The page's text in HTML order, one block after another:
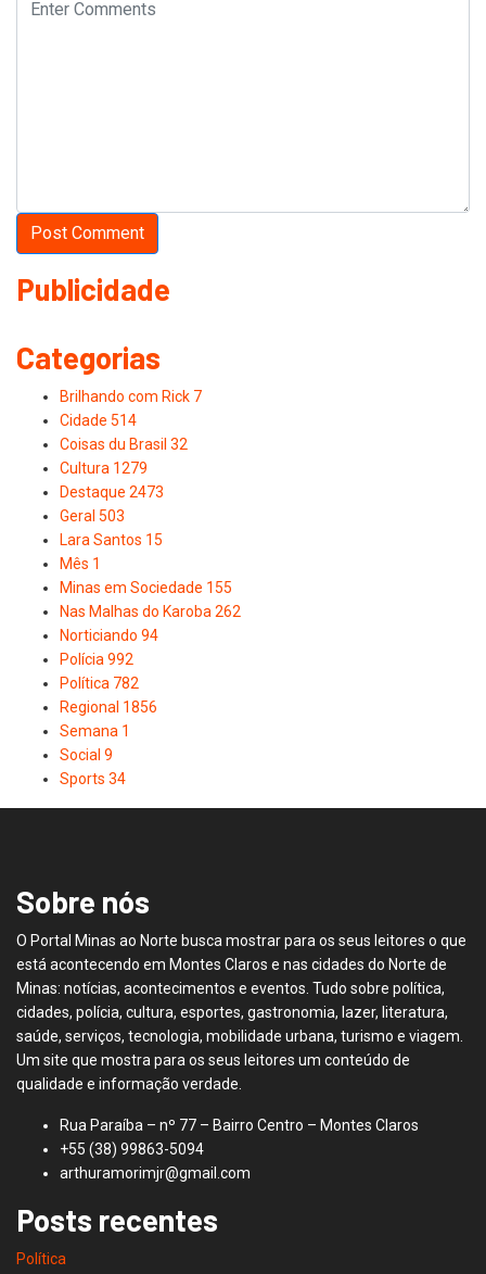
Publicidade
Categorias
Brilhando com Rick 7
Cidade 514
Coisas du Brasil 32
Cultura 1279
Destaque 2473
Geral 503
Lara Santos 15
Mês 1
Minas em Sociedade 155
Nas Malhas do Karoba 262
Norticiando 94
Polícia 992
Política 782
Regional 1856
Semana 1
Social 9
Sports 34
Sobre nós
O Portal Minas ao Norte busca mostrar para os seus leitores o que
está acontecendo em Montes Claros e nas cidades do Norte de
Minas: notícias, acontecimentos e eventos. Tudo sobre política,
cidades, polícia, cultura, esportes, gastronomia, lazer, literatura,
saúde, serviços, tecnologia, mobilidade urbana, turismo e viagem.
Um site que mostra para os seus leitores um conteúdo de
qualidade e informação verdade.
Rua Paraíba – nº 77 – Bairro Centro – Montes Claros
+55 (38) 99863-5094
arthuramorimjr@gmail.com
Posts recentes
Política